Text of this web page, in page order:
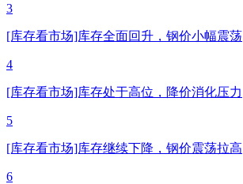
3
[库存看市场]库存全面回升，钢价小幅震荡
4
[库存看市场]库存处于高位，降价消化压力
5
[库存看市场]库存继续下降，钢价震荡拉高
6